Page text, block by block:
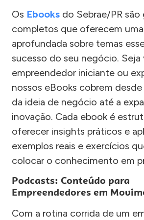
Os Ebooks do Sebrae/PR são
completos que oferecem
aprofundada sobre temas
sucesso do seu negócio. Seja
empreendedor iniciante ou
nossos eBooks cobrem
da ideia de negócio até a
inovação. Cada ebook é
oferecer insights práticos e
exemplos reais e exercícios
colocar o conhecimento em
Podcasts: Conteúdo para
Empreendedores em
Com a rotina corrida de um